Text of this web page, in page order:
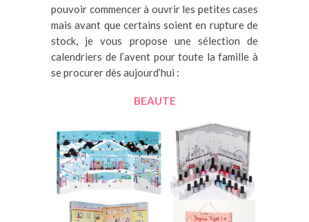
pouvoir commencer à ouvrir les petites cases
mais avant que certains soient en rupture de
stock, je vous propose une sélection de
calendriers de l’avent pour toute la famille à
se procurer dès aujourd’hui :
BEAUTE